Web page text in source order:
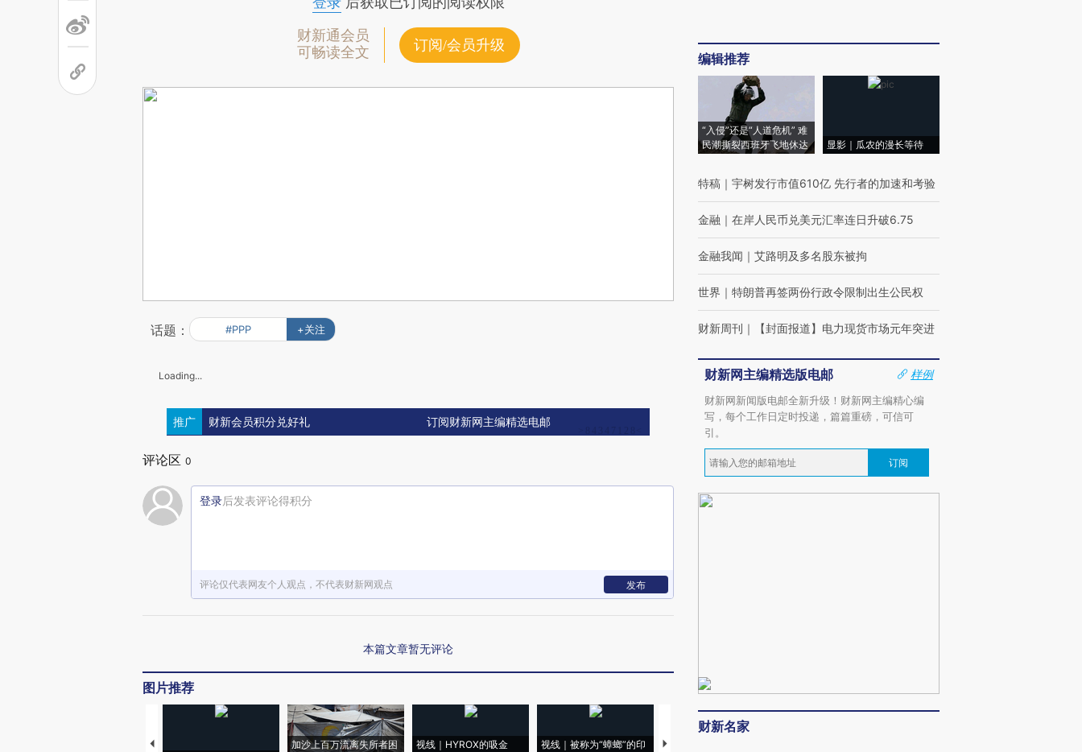
财新通会员
可畅读全文
订阅/会员升级
话题： #PPP +关注
Loading...
推广 财新会员积分兑好礼 订阅财新网主编精选电邮
评论区 0
登录后发表评论得积分
评论仅代表网友个人观点，不代表财新网观点 发布
本篇文章暂无评论
图片推荐
加沙上百万流离失所者困
视线｜HYROX的吸金
视线｜被称为“蟑螂”的印
视线｜“入侵”还是“人道危
编辑推荐
“入侵”还是“人道危机” 难
民潮撕裂西班牙飞地休达
显影｜瓜农的漫长等待
特稿 ｜ 宇树发行市值610亿 先行者的加速和考验
金融 ｜ 在岸人民币兑美元汇率连日升破6.75
金融我闻 ｜ 艾路明及多名股东被拘
世界 ｜ 特朗普再签两份行政令限制出生公民权
财新周刊 ｜ 【封面报道】电力现货市场元年突进
财新网主编精选版电邮
样例
财新网新闻版电邮全新升级！财新网主编精心编
写，每个工作日定时投递，篇篇重磅，可信可
引。
订阅
财新名家